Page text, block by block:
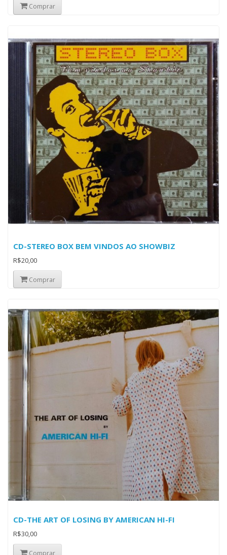
Comprar
CD-STEREO BOX BEM VINDOS AO SHOWBIZ
R$20,00
Comprar
CD-THE ART OF LOSING BY AMERICAN HI-FI
R$30,00
Comprar